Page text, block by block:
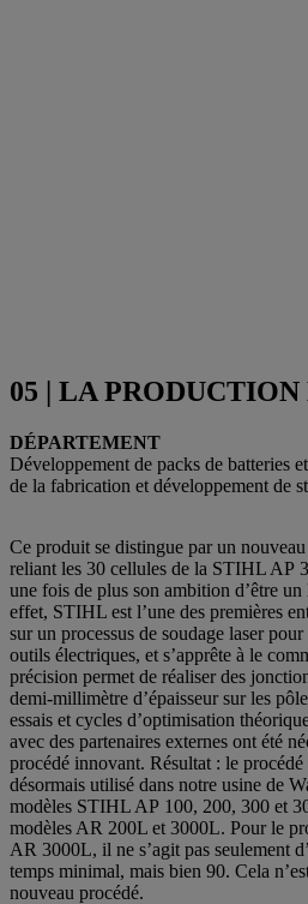
05 | LA PRODUCTION
DÉPARTEMENT
Développement de packs de batteries
de la fabrication et développement de
Ce produit se distingue par un nouveau
reliant les 30 cellules de la STIHL AP
une fois de plus son ambition d’être
effet, STIHL est l’une des premières
sur un processus de soudage laser
outils électriques, et s’apprête à le
précision permet de réaliser des
demi-millimètre d’épaisseur sur les
essais et cycles d’optimisation
avec des partenaires externes ont été
procédé innovant. Résultat : le procédé
désormais utilisé dans notre usine de
modèles STIHL AP 100, 200, 300 et
modèles AR 200L et 3000L. Pour le
AR 3000L, il ne s’agit pas seulement
temps minimal, mais bien 90. Cela
nouveau procédé.